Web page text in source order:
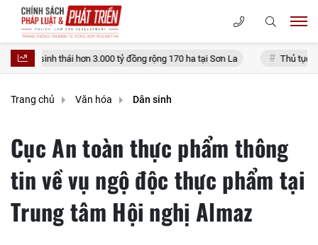
thái hơn 3.000 tỷ đồng rộng 170 ha tại Sơn La Thủ tục đính chính sổ
Trang chủ Văn hóa Dân sinh
Cục An toàn thực phẩm thông
tin về vụ ngộ độc thực phẩm tại
Trung tâm Hội nghị Almaz